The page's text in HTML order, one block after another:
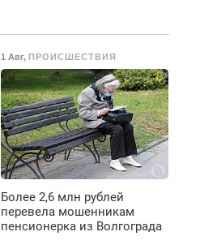
районы. Скидка.
Вызов бесплатный.
1 Авг, ПРОИСШЕСТВИЯ
Более 2,6 млн рублей
перевела мошенникам
пенсионерка из Волгограда